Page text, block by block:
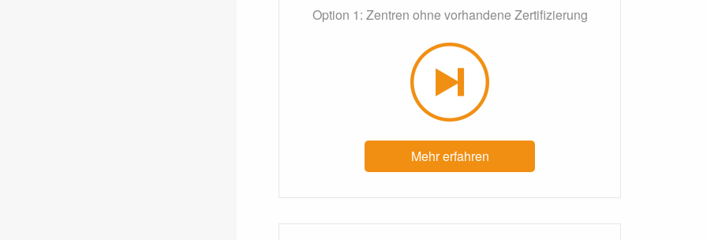
Option 1: Zentren ohne vorhandene Zertifizierung
Mehr erfahren